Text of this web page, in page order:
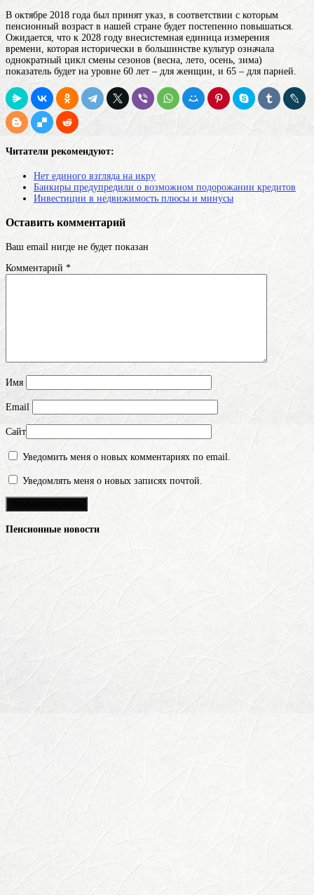
В октябре 2018 года был принят указ, в соответствии с которым
пенсионный возраст в нашей стране будет постепенно повышаться.
Ожидается, что к 2028 году внесистемная единица измерения
времени, которая исторически в большинстве культур означала
однократный цикл смены сезонов (весна, лето, осень, зима)
показатель будет на уровне 60 лет – для женщин, и 65 – для парней.
Читатели рекомендуют:
Нет единого взгляда на икру
Банкиры предупредили о возможном подорожании кредитов
Инвестиции в недвижимость плюсы и минусы
Оставить комментарий
Ваш email нигде не будет показан
Комментарий *
Имя
Email
Сайт
Уведомить меня о новых комментариях по email.
Уведомлять меня о новых записях почтой.
Пенсионные новости